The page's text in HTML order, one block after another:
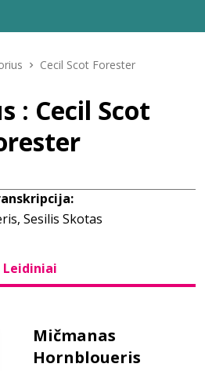
+370 667 80 541
info@elvislab.lt
Cecil Scot Forester
: Cecil Scot
Sesilis Skotas
Leidiniai
Mičmanas
Hornbloueris